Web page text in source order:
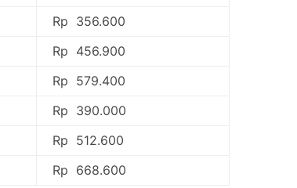
Rp 356.600
Rp 456.900
Rp 579.400
Rp 390.000
Rp 512.600
Rp 668.600